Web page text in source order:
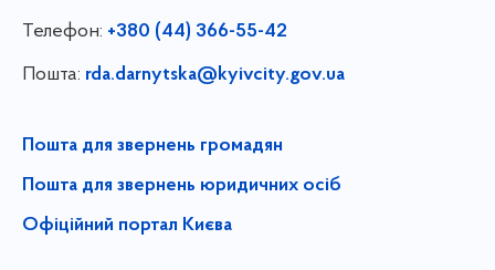
Телефон: +380 (44) 366-55-42
Пошта: rda.darnytska@kyivcity.gov.ua
Пошта для звернень громадян
Пошта для звернень юридичних осіб
Офіційний портал Києва